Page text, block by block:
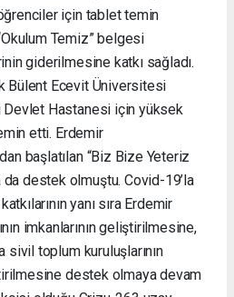
için tablet temin
Temiz” belgesi
giderilmesine katkı sağladı.
Bülent Ecevit Üniversitesi
Hastanesi için yüksek
etti. Erdemir
başlatılan “Biz Bize Yeteriz
da destek olmuştu. Covid-19’la
yanı sıra Erdemir
imkanlarının geliştirilmesine,
sivil toplum kuruluşlarının
destek olmaya devam